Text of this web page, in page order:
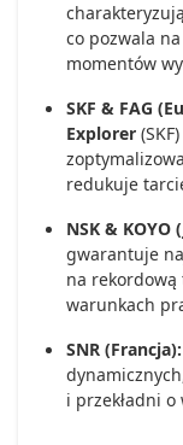
co pozwala
momentów
SKF & FAG
Explorer
redukuje
NSK & KOYO
gwarantuje
na rekordową
warunkach
SNR (Francja):
i przekładni